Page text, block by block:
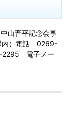
山晋平記念会事
内）電話 0269-
2295 電子メー